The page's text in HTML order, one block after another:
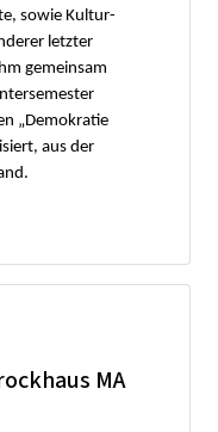
sowie Kultur-
letzter
gemeinsam
„Demokratie
aus der
MA